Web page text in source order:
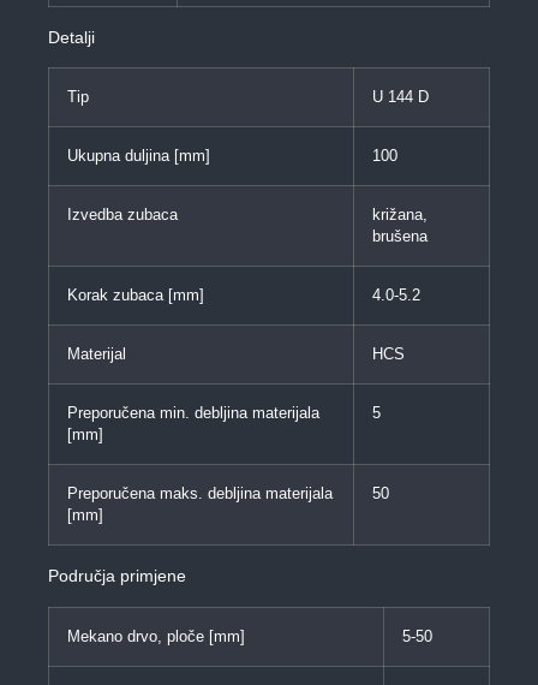
Detalji
Tip U 144 D
Ukupna duljina [mm] 100
Izvedba zubaca
križana,
brušena
Korak zubaca [mm] 4.0-5.2
Materijal HCS
Preporučena min. debljina materijala
[mm]
5
Preporučena maks. debljina materijala
[mm]
50
Područja primjene
Mekano drvo, ploče [mm] 5-50